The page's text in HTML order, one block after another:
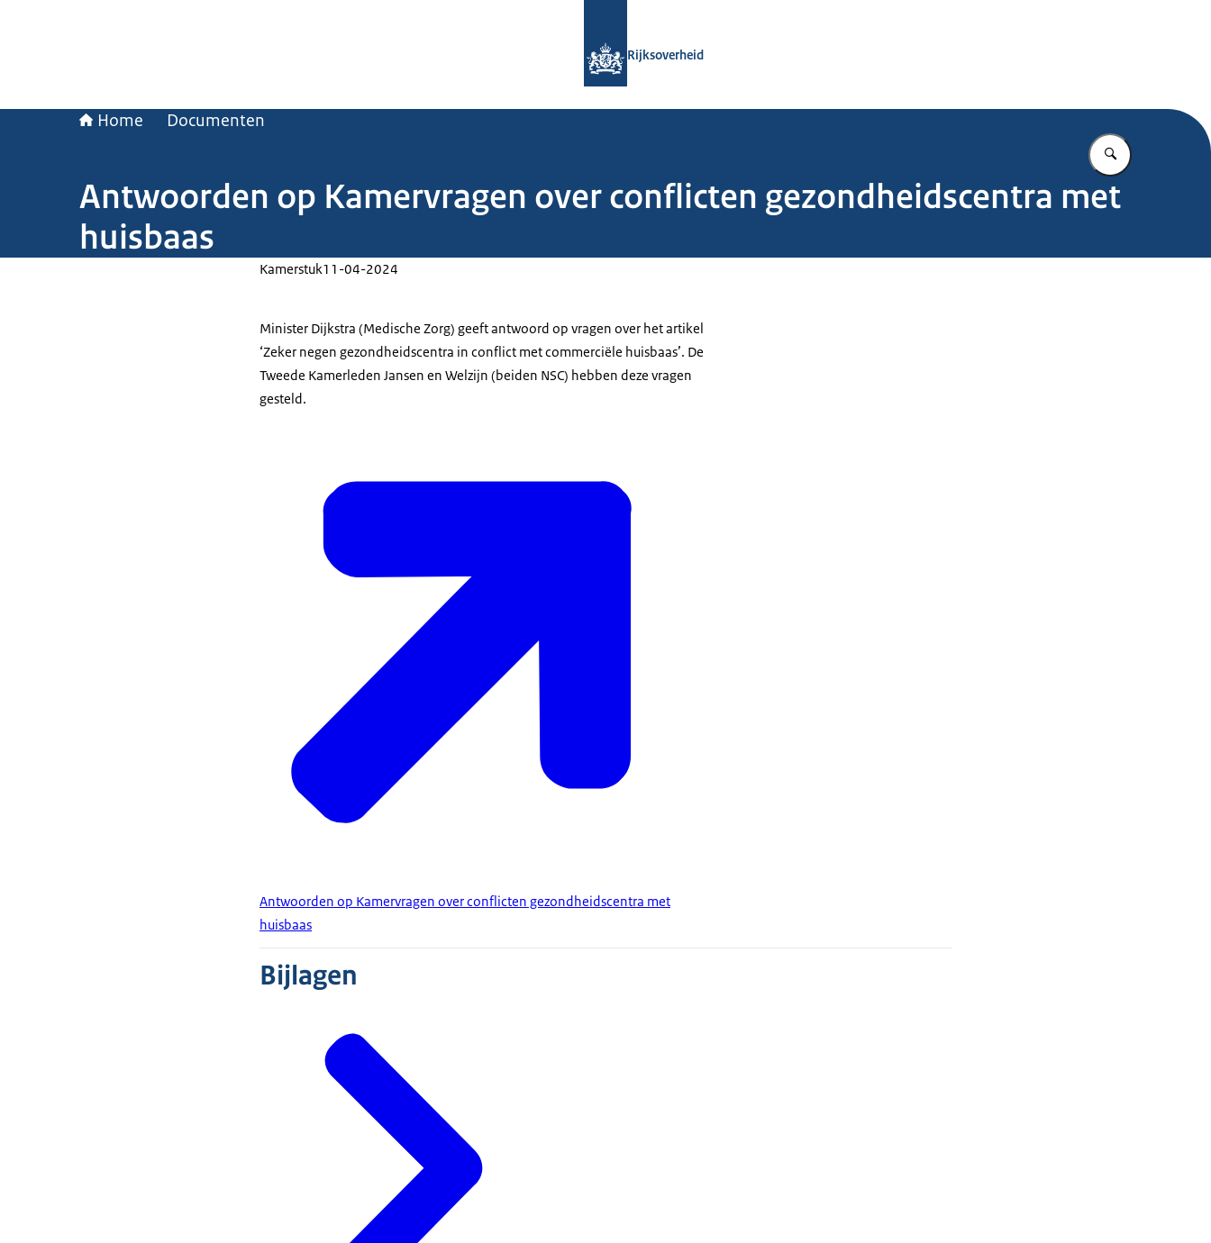
Rijksoverheid
Home Documenten
Vul in wat u
Antwoorden op Kamervragen over conflicten gezondheidscentra met
huisbaas
Kamerstuk11-04-2024
Minister Dijkstra (Medische Zorg) geeft antwoord op vragen over het artikel
‘Zeker negen gezondheidscentra in conflict met commerciële huisbaas’. De
Tweede Kamerleden Jansen en Welzijn (beiden NSC) hebben deze vragen
gesteld.
Antwoorden op Kamervragen over conflicten gezondheidscentra met
huisbaas
Bijlagen